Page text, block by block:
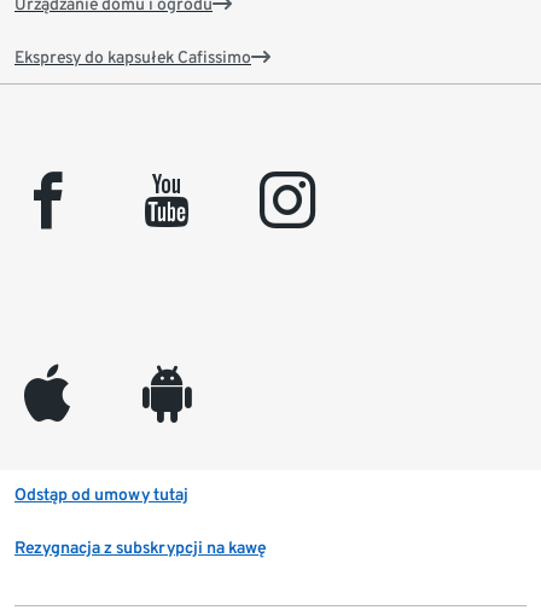
Ekspresy do kapsułek Cafissimo
facebook youtube instagram
appleinc android
Odstąp od umowy tutaj
Rezygnacja z subskrypcji na kawę